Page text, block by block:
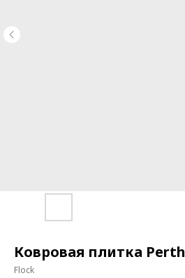
Ковровая плитка Perth
Flock